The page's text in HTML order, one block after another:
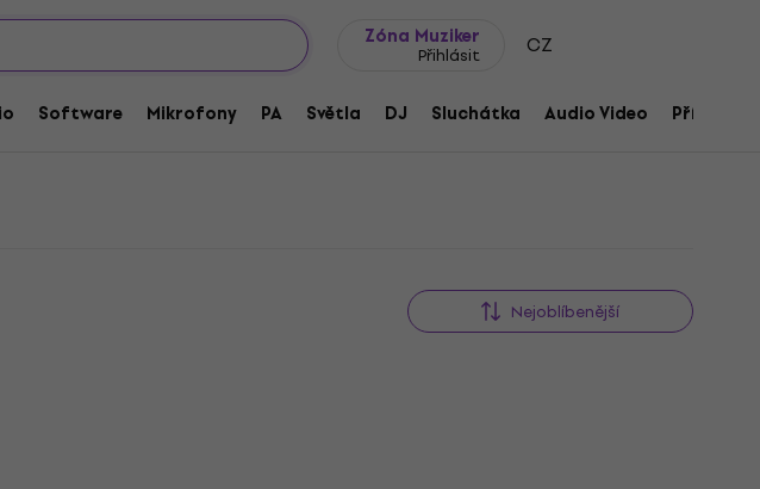
Zóna Muziker
Přihlásit CZ
Software Mikrofony PA Světla DJ Sluchátka Audio Video
Nejoblíbenější